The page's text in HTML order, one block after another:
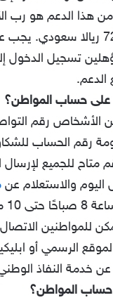
من هذا الدعم هو رب
يتقاضى حتى 720 ريالا
تسجيل الدخول
الدعم.
على حساب المواطن؟
الأشخاص رقم
رقم الحساب
الرقم متاح للجميع
والاستعلام عن
للمواطنين
الموقع الرسمي أو
خدمة النفاذ
المواطن؟